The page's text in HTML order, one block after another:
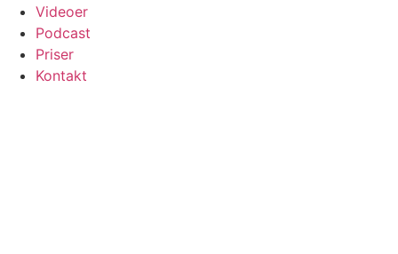
Videoer
Podcast
Priser
Kontakt